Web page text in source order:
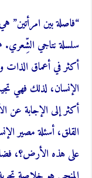
سلسلة نتاجي الشِّعري.
أكثر في أعماق الذات
الإنسان، لذلك فهي
أكثر إلى الإجابة عن
القلق، أسئلة مصير
على هذه الأرض؟،